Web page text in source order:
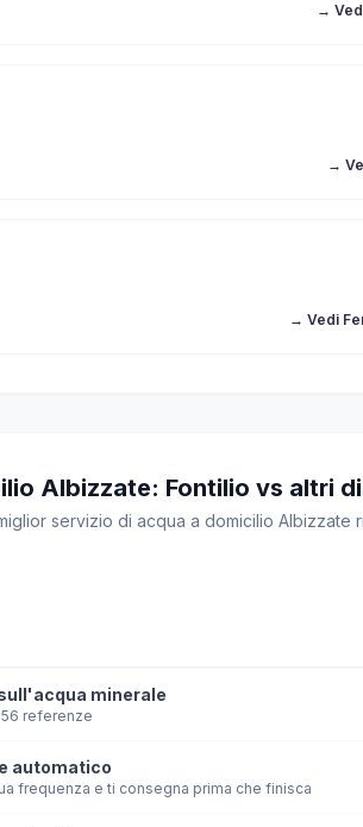
→
→
→ Vedi
Albizzate: Fontilio vs altri
servizio di acqua a domicilio Albizzate
minerale
referenze
automatico
frequenza e ti consegna prima che finisca